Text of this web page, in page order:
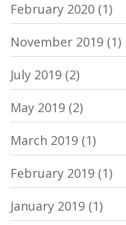
February 2020 (1)
November 2019 (1)
July 2019 (2)
May 2019 (2)
March 2019 (1)
February 2019 (1)
January 2019 (1)